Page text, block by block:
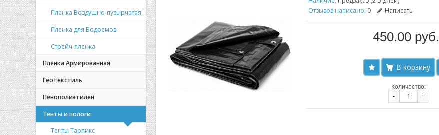
Пленка Воздушно-пузырчатая
Пленка для Водоемов
Стрейч-пленка
Пленка Армированная
Геотекстиль
Пенополиэтилен
Тенты и пологи
Тенты Тарпикс
Отзывов написано: 0 Написать
450.00 руб.
Количество:
-
+